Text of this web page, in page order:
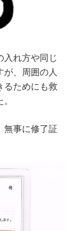
入れ方や同じ
が、周囲の人
るためにも救
無事に修了証